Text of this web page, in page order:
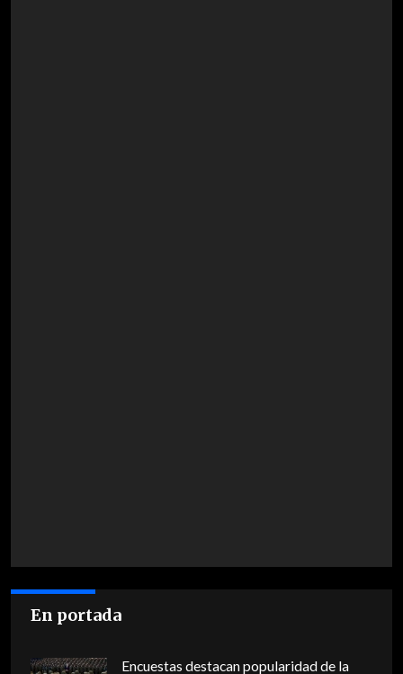
En portada
Encuestas destacan popularidad de la